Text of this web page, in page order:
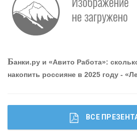
«ПРОМРЕГИОНБАНК»
ОНАС
КОНТАКТЫ
Банки.ру и «Авито Работа»:
накопить россияне в 2025 году -
ВСЕ